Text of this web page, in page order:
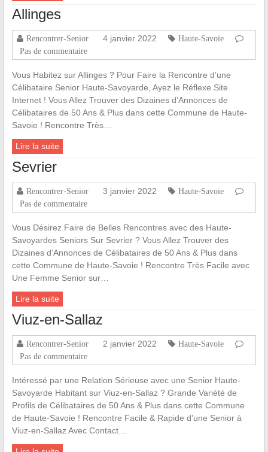
Allinges
Rencontrer-Senior 4 janvier 2022
Haute-Savoie
Pas de commentaire
Vous Habitez sur Allinges ? Pour Faire la Rencontre d’une
Célibataire Senior Haute-Savoyarde, Ayez le Réflexe Site
Internet ! Vous Allez Trouver des Dizaines d’Annonces de
Célibataires de 50 Ans & Plus dans cette Commune de Haute-
Savoie ! Rencontre Très…
Lire la suite
Sevrier
Rencontrer-Senior 3 janvier 2022
Haute-Savoie
Pas de commentaire
Vous Désirez Faire de Belles Rencontres avec des Haute-
Savoyardes Seniors Sur Sevrier ? Vous Allez Trouver des
Dizaines d’Annonces de Célibataires de 50 Ans & Plus dans
cette Commune de Haute-Savoie ! Rencontre Très Facile avec
Une Femme Senior sur…
Lire la suite
Viuz-en-Sallaz
Rencontrer-Senior 2 janvier 2022
Haute-Savoie
Pas de commentaire
Intéressé par une Relation Sérieuse avec une Senior Haute-
Savoyarde Habitant sur Viuz-en-Sallaz ? Grande Variété de
Profils de Célibataires de 50 Ans & Plus dans cette Commune
de Haute-Savoie ! Rencontre Facile & Rapide d’une Senior à
Viuz-en-Sallaz Avec Contact…